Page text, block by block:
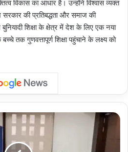
विकास का आधार है। उन्होंने विश्वास व्यक्त
सरकार की प्रतिबद्धता और समाज की
शिक्षा के क्षेत्र में देश के लिए एक नया
तक गुणवत्तापूर्ण शिक्षा पहुंचाने के लक्ष्य को